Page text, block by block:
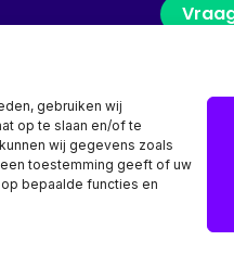
gebruiken wij
op te slaan en/of te
wij gegevens zoals
toestemming geeft of uw
bepaalde functies en
geen fysieke winkel of